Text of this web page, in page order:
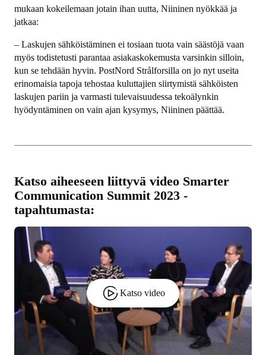
mukaan kokeilemaan jotain ihan uutta, Niininen nyökkää ja
jatkaa:
– Laskujen sähköistäminen ei tosiaan tuota vain säästöjä vaan
myös todistetusti parantaa asiakaskokemusta varsinkin silloin,
kun se tehdään hyvin. PostNord Strålforsilla on jo nyt useita
erinomaisia tapoja tehostaa kuluttajien siirtymistä sähköisten
laskujen pariin ja varmasti tulevaisuudessa tekoälynkin
hyödyntäminen on vain ajan kysymys, Niininen päättää.
Katso aiheeseen liittyvä video Smarter
Communication Summit 2023 -
tapahtumasta:
Katso video